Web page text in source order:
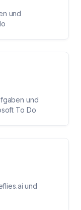
und
und
To Do
und